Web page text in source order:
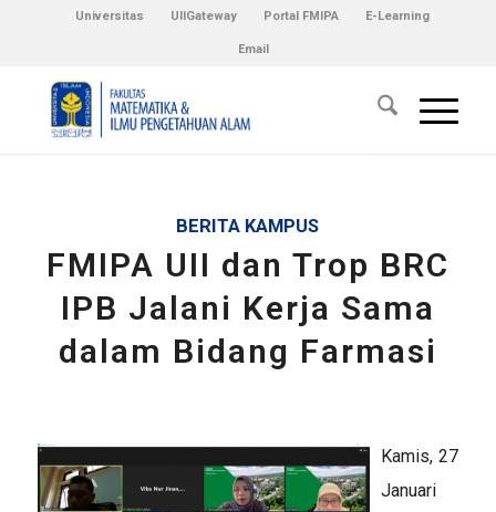
Universitas UIIGateway Portal FMIPA E-Learning
Email
BERITA KAMPUS
FMIPA UII dan Trop BRC
IPB Jalani Kerja Sama
dalam Bidang Farmasi
Kamis, 27
Januari